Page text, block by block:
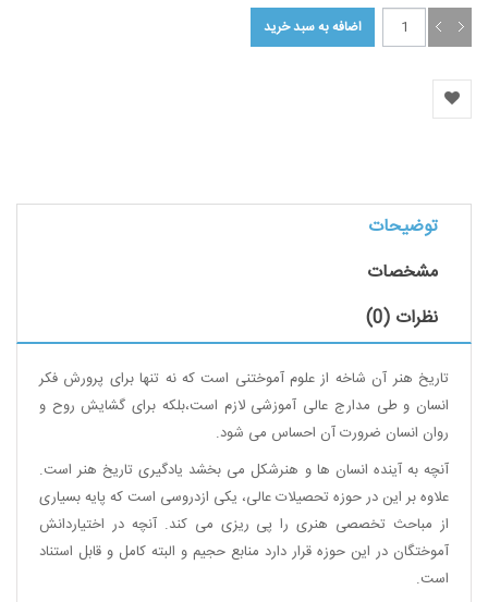
توضیحات
مشخصات
نظرات (0)
تاریخ هنر آن شاخه از علوم آموختنی است که نه تنها برای پرورش فکر
انسان و طی مدارج عالی آموزشی لازم است،بلکه برای گشایش روح و
روان انسان ضرورت آن احساس می شود.
آنچه به آینده انسان ها و هنرشکل می بخشد یادگیری تاریخ هنر است.
علاوه بر این در حوزه تحصیلات عالی، یکی ازدروسی است که پایه بسیاری
از مباحث تخصصی هنری را پی ریزی می کند. آنچه در اختیاردانش
آموختگان در این حوزه قرار دارد منابع حجیم و البته کامل و قابل استناد
است.